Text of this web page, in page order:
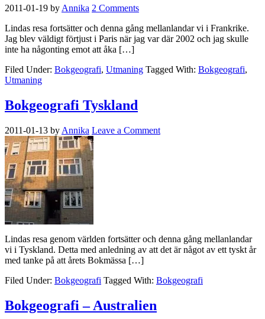
2011-01-19 by Annika 2 Comments
Lindas resa fortsätter och denna gång mellanlandar vi i Frankrike.
Jag blev väldigt förtjust i Paris när jag var där 2002 och jag skulle
inte ha någonting emot att åka […]
Filed Under: Bokgeografi, Utmaning Tagged With: Bokgeografi,
Utmaning
Bokgeografi Tyskland
2011-01-13 by Annika Leave a Comment
Lindas resa genom världen fortsätter och denna gång mellanlandar
vi i Tyskland. Detta med anledning av att det är något av ett tyskt år
med tanke på att årets Bokmässa […]
Filed Under: Bokgeografi Tagged With: Bokgeografi
Bokgeografi – Australien